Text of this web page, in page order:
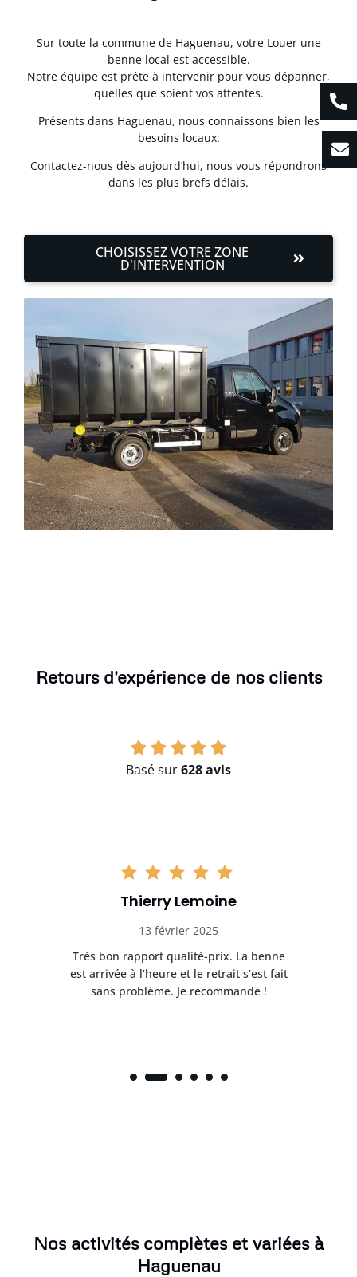
Sur toute la commune de Haguenau, votre Louer une
benne local est accessible.
Notre équipe est prête à intervenir pour vous dépanner,
quelles que soient vos attentes.
Présents dans Haguenau, nous connaissons bien les
besoins locaux.
Contactez-nous dès aujourd’hui, nous vous répondrons
dans les plus brefs délais.
CHOISISSEZ VOTRE ZONE
D'INTERVENTION
Retours d'expérience de nos clients
Basé sur628 avis
Thierry Lemoine
13 février 2025
Très bon rapport qualité-prix. La benne
est arrivée à l’heure et le retrait s’est fait
sans problème. Je recommande !
Nos activités complètes et variées à
Haguenau